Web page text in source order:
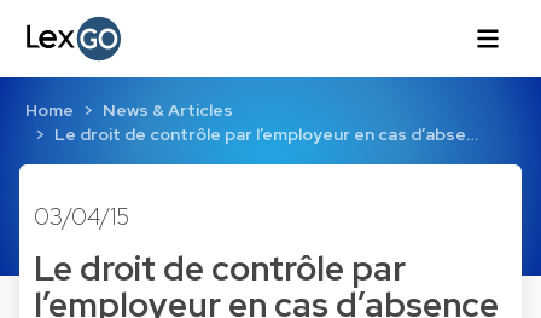
Home
News & Articles
Le droit de contrôle par l’employeur en cas d’abse…
03/04/15
Le droit de contrôle par
l’employeur en cas d’absence